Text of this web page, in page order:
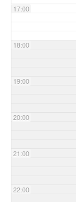
17:00
18:00
19:00
20:00
21:00
22:00